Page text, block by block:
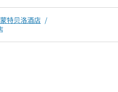
蒙特贝洛酒店 /